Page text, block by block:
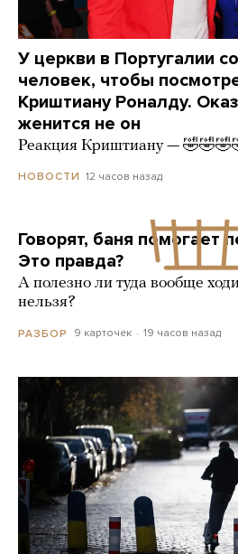
У церкви в Португалии
человек, чтобы
Криштиану Роналду.
женится не он
Реакция Криштиану —
НОВОСТИ 12 часов назад
Говорят, баня помогает
Это правда?
А полезно ли туда вообще
нельзя?
РАЗБОР 9 карточек 19 часов назад